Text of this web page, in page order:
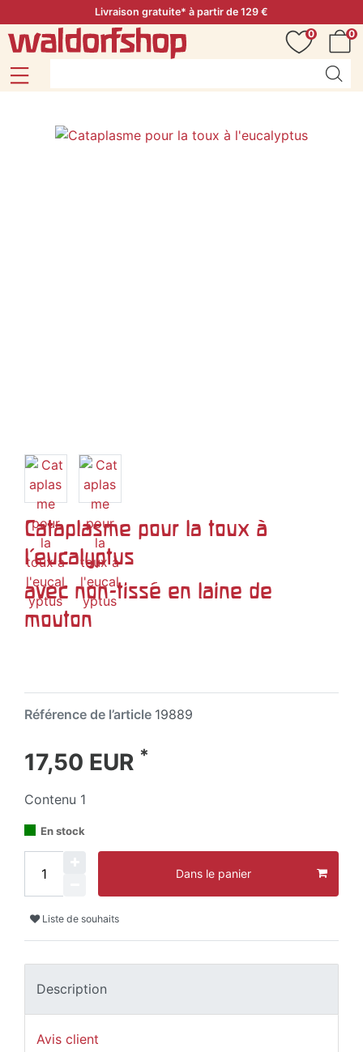
Livraison gratuite* à partir de 129 €
0
0
Cataplasme pour la toux à
l'eucalyptus
avec non-tissé en laine de
mouton
Référence de l’article 19889
17,50 EUR *
Contenu 1
En stock
Dans le panier
Liste de souhaits
Description
Avis client